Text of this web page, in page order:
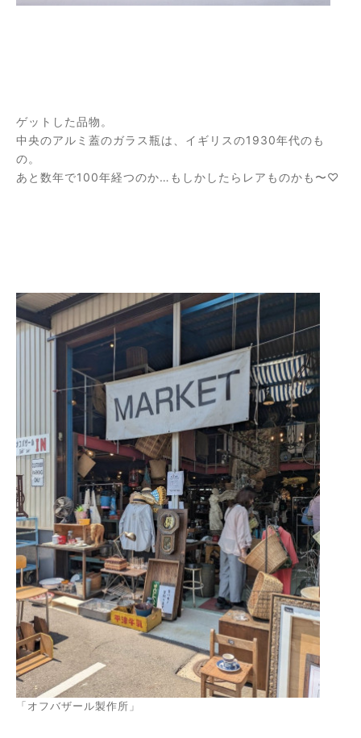
ゲットした品物。
中央のアルミ蓋のガラス瓶は、イギリスの1930年代のも
の。
あと数年で100年経つのか…もしかしたらレアものかも〜♡
「オフバザール製作所」